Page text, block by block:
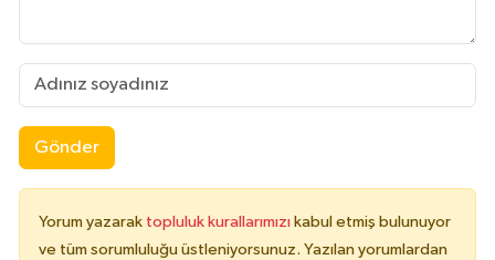
Gönder
Yorum yazarak topluluk kurallarımızı kabul etmiş bulunuyor
ve tüm sorumluluğu üstleniyorsunuz. Yazılan yorumlardan